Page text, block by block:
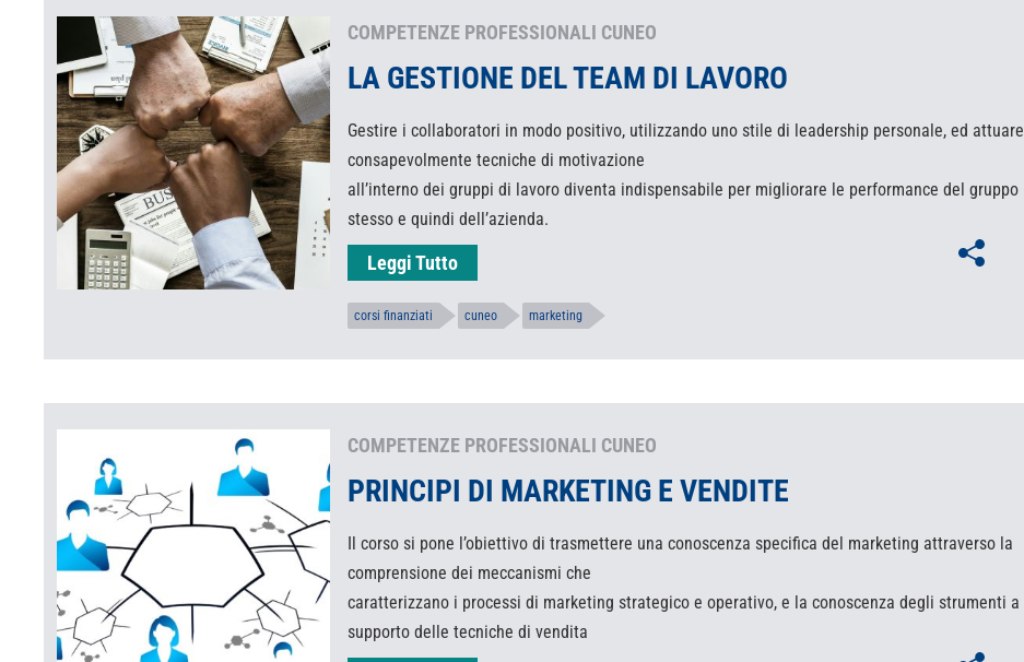
COMPETENZE PROFESSIONALI CUNEO
LA GESTIONE DEL TEAM DI LAVORO
Gestire i collaboratori in modo positivo, utilizzando uno stile di leadership personale, ed attuare
consapevolmente tecniche di motivazione
all’interno dei gruppi di lavoro diventa indispensabile per migliorare le performance del gruppo
stesso e quindi dell’azienda.
Leggi Tutto
corsi finanziati cuneo marketing
COMPETENZE PROFESSIONALI CUNEO
PRINCIPI DI MARKETING E VENDITE
Il corso si pone l’obiettivo di trasmettere una conoscenza specifica del marketing attraverso la
comprensione dei meccanismi che
caratterizzano i processi di marketing strategico e operativo, e la conoscenza degli strumenti a
supporto delle tecniche di vendita